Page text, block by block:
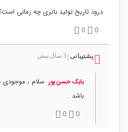
درود.تاریخ تولید باتری چه زمانی
0
0
پشتیبانی 3 سال پیش
بابک حسن پور سلام ، موجودی
باشد .
0
0